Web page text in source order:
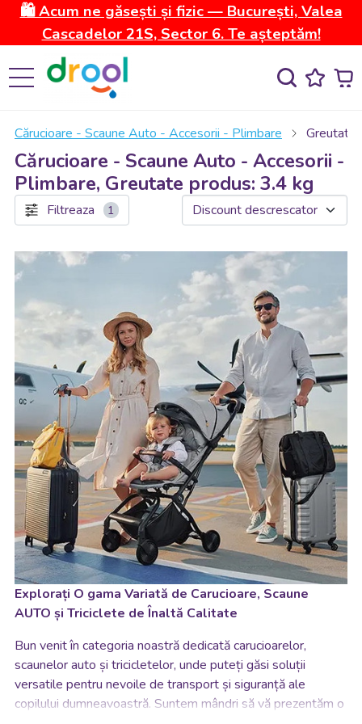
🛍️ Acum ne găsești și fizic — București, Valea
Cascadelor 21S, Sector 6. Te așteptăm!
Cărucioare - Scaune Auto - Accesorii - Plimbare Greutate
Cărucioare - Scaune Auto - Accesorii -
Plimbare, Greutate produs: 3.4 kg
Filtreaza 1
Explorați O gama Variată de Carucioare, Scaune
AUTO și Triciclete de Înaltă Calitate
Bun venit în categoria noastră dedicată carucioarelor,
scaunelor auto și tricicletelor, unde puteți găsi soluții
versatile pentru nevoile de transport și siguranță ale
copilului dumneavoastră. Suntem mândri să vă prezentăm o